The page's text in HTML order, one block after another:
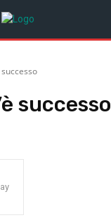
successo
successo